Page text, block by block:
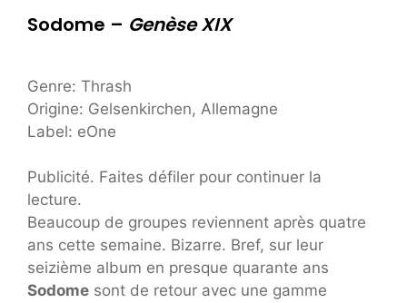
Sodome – Genèse XIX
Genre: Thrash
Origine: Gelsenkirchen, Allemagne
Label: eOne
Publicité. Faites défiler pour continuer la
lecture.
Beaucoup de groupes reviennent après quatre
ans cette semaine. Bizarre. Bref, sur leur
seizième album en presque quarante ans
Sodome sont de retour avec une gamme